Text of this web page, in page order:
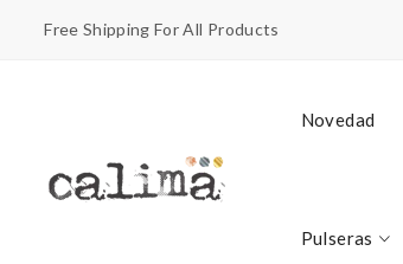
Free Shipping For All Products
Novedad
Pulseras